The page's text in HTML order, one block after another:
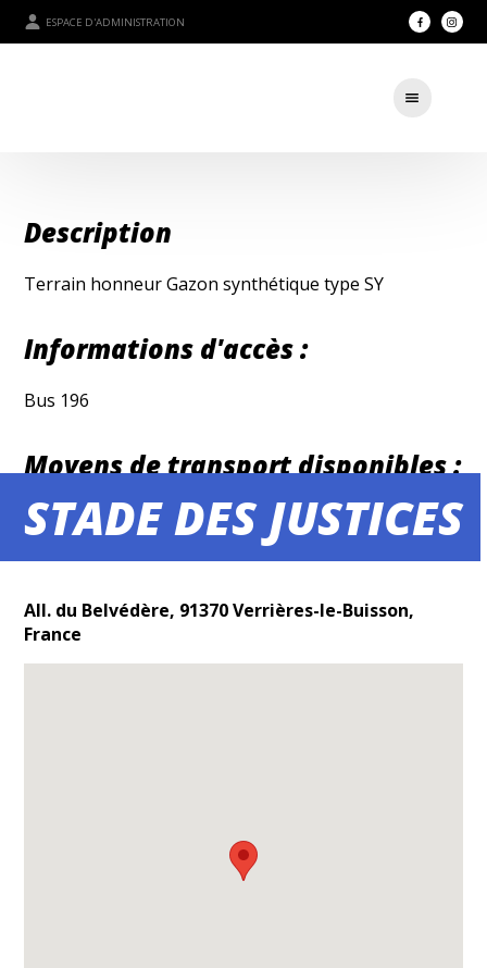
ESPACE D'ADMINISTRATION
STADE DES JUSTICES
Description
Terrain honneur Gazon synthétique type SY
Informations d'accès :
Bus 196
Moyens de transport disponibles :
directions_bus Bus local_parking Parking groups Co-voiturage
All. du Belvédère, 91370 Verrières-le-Buisson,
France